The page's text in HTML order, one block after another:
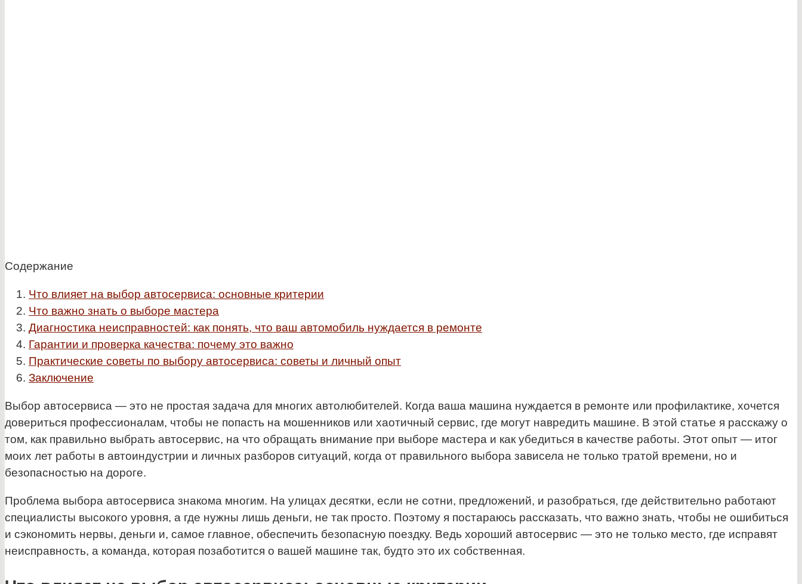
Содержание
Что влияет на выбор автосервиса: основные критерии
Что важно знать о выборе мастера
Диагностика неисправностей: как понять, что ваш автомобиль нуждается в ремонте
Гарантии и проверка качества: почему это важно
Практические советы по выбору автосервиса: советы и личный опыт
Заключение
Выбор автосервиса — это не простая задача для многих автолюбителей. Когда ваша машина нуждается в ремонте или профилактике, хочется
довериться профессионалам, чтобы не попасть на мошенников или хаотичный сервис, где могут навредить машине. В этой статье я расскажу о
том, как правильно выбрать автосервис, на что обращать внимание при выборе мастера и как убедиться в качестве работы. Этот опыт — итог
моих лет работы в автоиндустрии и личных разборов ситуаций, когда от правильного выбора зависела не только тратой времени, но и
безопасностью на дороге.
Проблема выбора автосервиса знакома многим. На улицах десятки, если не сотни, предложений, и разобраться, где действительно работают
специалисты высокого уровня, а где нужны лишь деньги, не так просто. Поэтому я постараюсь рассказать, что важно знать, чтобы не ошибиться
и сэкономить нервы, деньги и, самое главное, обеспечить безопасную поездку. Ведь хороший автосервис — это не только место, где исправят
неисправность, а команда, которая позаботится о вашей машине так, будто это их собственная.